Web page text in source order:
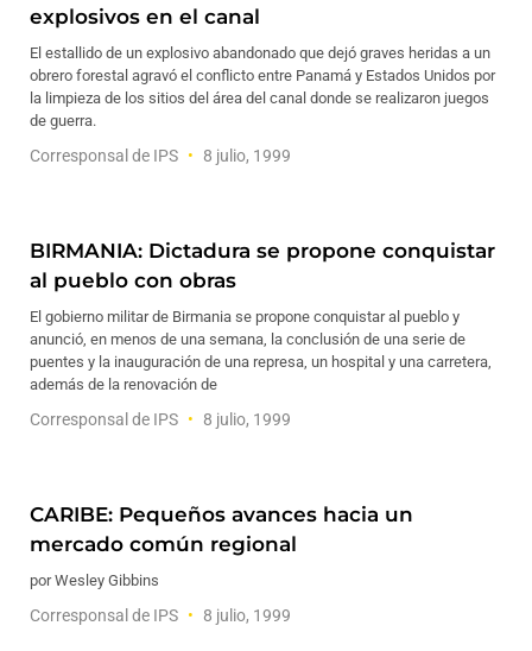
explosivos en el canal
El estallido de un explosivo abandonado que dejó graves heridas a un
obrero forestal agravó el conflicto entre Panamá y Estados Unidos por
la limpieza de los sitios del área del canal donde se realizaron juegos
de guerra.
Corresponsal de IPS 8 julio, 1999
BIRMANIA: Dictadura se propone conquistar
al pueblo con obras
El gobierno militar de Birmania se propone conquistar al pueblo y
anunció, en menos de una semana, la conclusión de una serie de
puentes y la inauguración de una represa, un hospital y una carretera,
además de la renovación de
Corresponsal de IPS 8 julio, 1999
CARIBE: Pequeños avances hacia un
mercado común regional
por Wesley Gibbins
Corresponsal de IPS 8 julio, 1999